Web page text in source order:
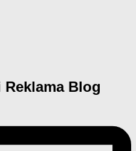
Reklama Blog